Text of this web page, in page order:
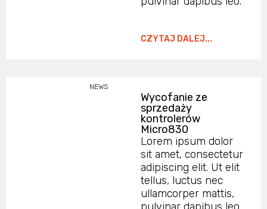
CZYTAJ DALEJ...
NEWS
Wycofanie ze
sprzedaży
kontrolerów
Micro830
Lorem ipsum dolor
sit amet, consectetur
adipiscing elit. Ut elit
tellus, luctus nec
ullamcorper mattis,